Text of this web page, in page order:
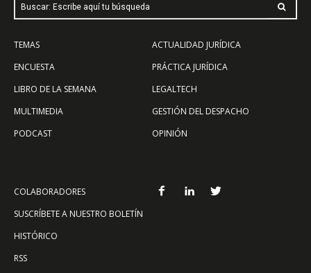
Buscar: Escribe aquí tu búsqueda
TEMAS
ENCUESTA
LIBRO DE LA SEMANA
MULTIMEDIA
PODCAST
ACTUALIDAD JURÍDICA
PRÁCTICA JURÍDICA
LEGALTECH
GESTIÓN DEL DESPACHO
OPINIÓN
COLABORADORES
SUSCRÍBETE A NUESTRO BOLETÍN
HISTÓRICO
RSS